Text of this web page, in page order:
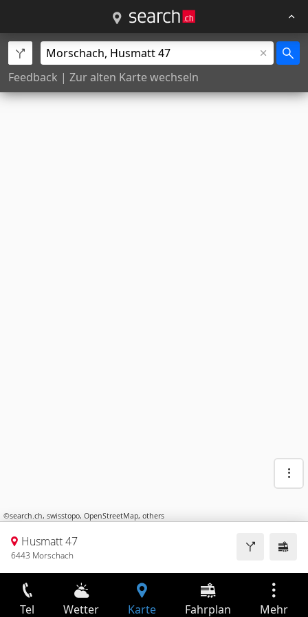
Feedback | Zur alten Karte wechseln
©search.ch, swisstopo, OpenStreetMap, others
Husmatt 47
6443 Morschach
Tel Wetter Karte Fahrplan Mehr